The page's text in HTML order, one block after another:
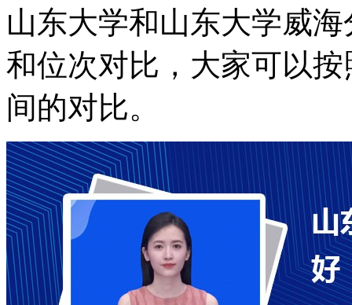
山东大学和山东大学威
和位次对比，大家可以
间的对比。